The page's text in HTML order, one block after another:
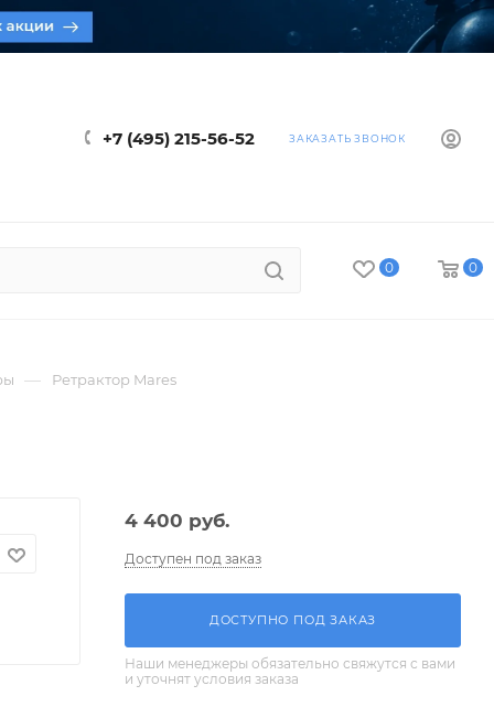
+7 (495) 215-56-52 ЗАКАЗАТЬ ЗВОНОК
0 0
— Ретрактор Mares
4 400 руб.
Доступен под заказ
ДОСТУПНО ПОД ЗАКАЗ
Наши менеджеры обязательно свяжутся с вами
и уточнят условия заказа